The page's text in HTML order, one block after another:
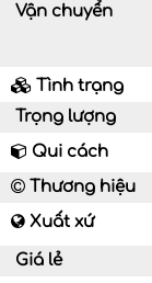
Vận chuyển
Tình trạng
Trọng lượng
Qui cách
Thương hiệu
Xuất xứ
Giá lẻ